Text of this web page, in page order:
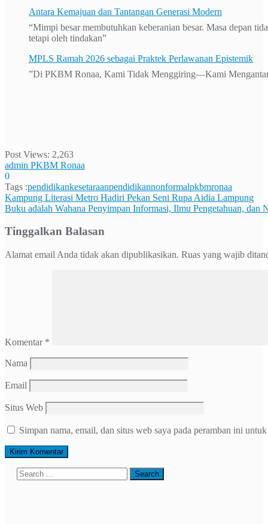
Antara Kemajuan dan Tantangan Generasi Modern
“Mimpi besar membutuhkan keberanian besar. Masa depan
tetapi oleh tindakan”
MPLS Ramah 2026 sebagai Praktek Perlawanan Epistemik
”Di PKBM Ronaa, Kami Tidak Menggiring—Kami
Post Views: 2,263
admin PKBM Ronaa
0
Tags :pendidikankesetaraanpendidikannonformalpkbmronaa
Navigasi
pos
Kampung Literasi Metro Hadiri Pekan Seni Rupa Aidia Lampung
Buku adalah Wahana Penyimpan Informasi, Ilmu Pengetahuan, dan
Tinggalkan Balasan
Alamat email Anda tidak akan dipublikasikan. Ruas yang wajib
Komentar *
Nama
Email
Situs Web
Simpan nama, email, dan situs web saya pada peramban ini